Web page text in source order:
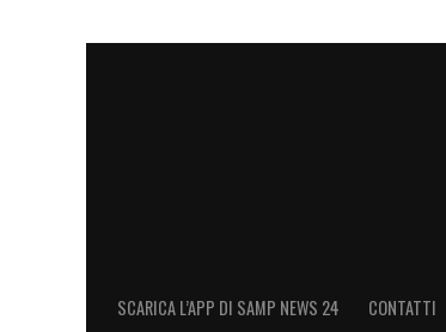
SCARICA L’APP DI SAMP NEWS 24 CONTATTI